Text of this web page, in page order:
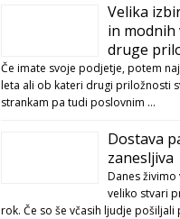
Velika
in modnih
druge
Če imate svoje podjetje, potem
leta ali ob kateri drugi priložnosti
strankam pa tudi poslovnim …
Dostava
zanesljiva
Danes
veliko stvari
rok. Če so še včasih ljudje pošiljali